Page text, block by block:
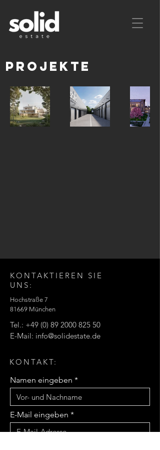
PROJEKTE
KONTAKTIEREN SIE
UNS:
Hochstraße 7
81669 München
Tel.: +49 (0) 89 2000 825 50
E-Mail: info@solidestate.de
KONTAKT:
Namen eingeben
E-Mail eingeben